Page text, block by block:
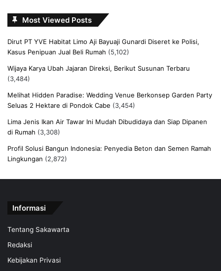
Most Viewed Posts
Dirut PT YVE Habitat Limo Aji Bayuaji Gunardi Diseret ke Polisi,
Kasus Penipuan Jual Beli Rumah (5,102)
Wijaya Karya Ubah Jajaran Direksi, Berikut Susunan Terbaru
(3,484)
Melihat Hidden Paradise: Wedding Venue Berkonsep Garden Party
Seluas 2 Hektare di Pondok Cabe (3,454)
Lima Jenis Ikan Air Tawar Ini Mudah Dibudidaya dan Siap Dipanen
di Rumah (3,308)
Profil Solusi Bangun Indonesia: Penyedia Beton dan Semen Ramah
Lingkungan (2,872)
Informasi
Tentang Sakawarta
Redaksi
Kebijakan Privasi